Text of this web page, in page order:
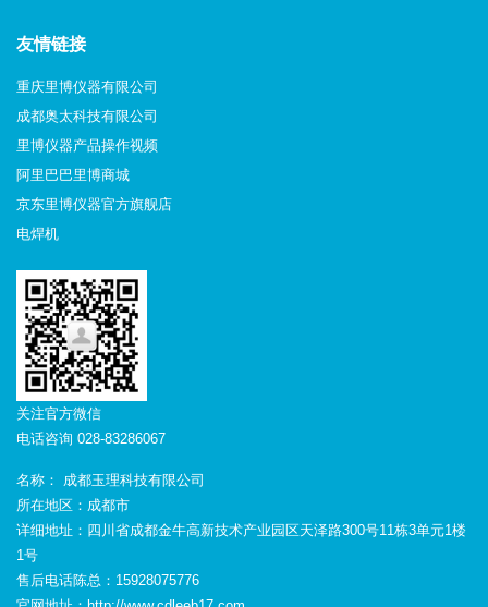
友情链接
重庆里博仪器有限公司
成都奥太科技有限公司
里博仪器产品操作视频
阿里巴巴里博商城
京东里博仪器官方旗舰店
电焊机
关注官方微信
电话咨询 028-83286067
名称： 成都玉理科技有限公司
所在地区：成都市
详细地址：四川省成都金牛高新技术产业园区天泽路300号11栋3单元1楼
1号
售后电话陈总：15928075776